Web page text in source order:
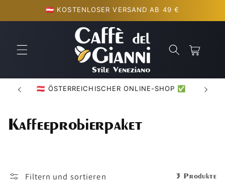
Inhalt
🇦🇹 KOSTENLOSER VERSAND AB 49 €
Warenkorb
🇦🇹 ÖSTERREICHISCHER ONLINE-SHOP ✅
K
Kaffeeprobierpaket
Filtern und sortieren 3 Produkte